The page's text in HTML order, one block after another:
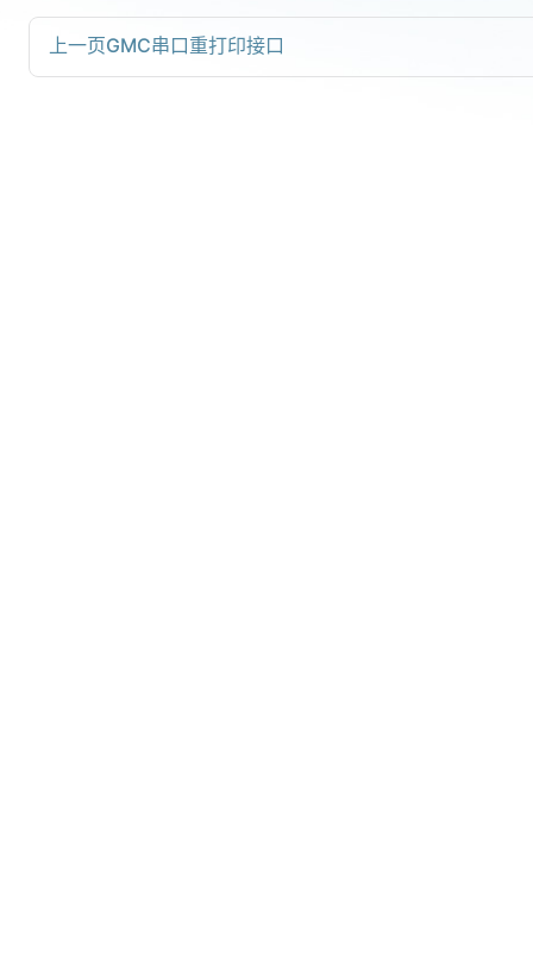
上一页GMC串口重打印接口